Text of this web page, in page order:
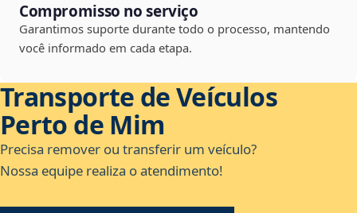
Compromisso no serviço
Garantimos suporte durante todo o processo, mantendo
você informado em cada etapa.
Transporte de Veículos
Perto de Mim
Precisa remover ou transferir um veículo?
Nossa equipe realiza o atendimento!